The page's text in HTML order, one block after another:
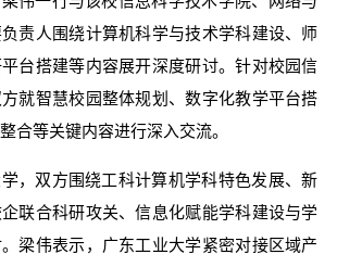
责人围绕计算机科学与技术学科建设、师
台搭建等内容展开深度研讨。针对校园信
就智慧校园整体规划、数字化教学平台搭
合等关键内容进行深入交流。
，双方围绕工科计算机学科特色发展、新
联合科研攻关、信息化赋能学科建设与学
梁伟表示，广东工业大学紧密对接区域产